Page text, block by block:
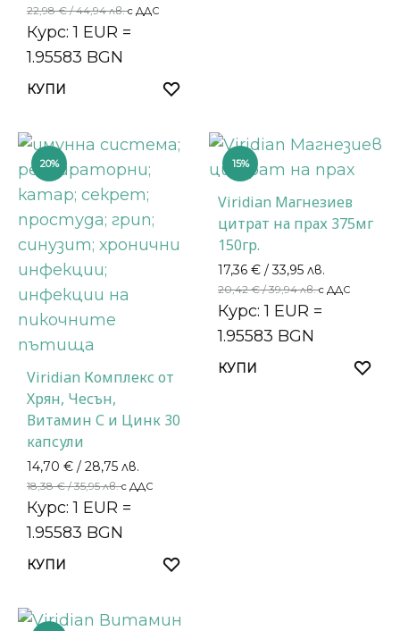
22,98€/ 44,94 лв.с ДДС
Курс: 1 EUR =
1.95583 BGN
КУПИ
20%
Viridian Комплекс от
Хрян, Чесън,
Витамин С и Цинк 30
капсули
14,70 € / 28,75 лв.
18,38€/ 35,95 лв.с ДДС
Курс: 1 EUR =
1.95583 BGN
КУПИ
15%
Viridian Магнезиев
цитрат на прах 375мг
150гр.
17,36 € / 33,95 лв.
20,42€/ 39,94 лв.с ДДС
Курс: 1 EUR =
1.95583 BGN
КУПИ